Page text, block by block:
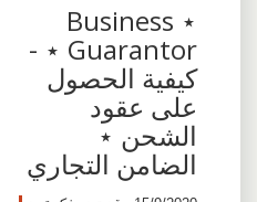
⋆ Business
Guarantor ⋆ -
كيفية الحصول
على عقود
الشحن ⋆
الضامن التجاري